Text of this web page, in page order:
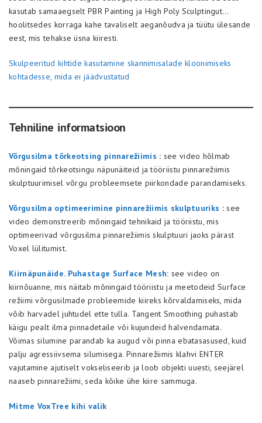
kasutab samaaegselt PBR Painting ja High Poly Sculptingut…
hoolitsedes korraga kahe tavaliselt aeganõudva ja tüütu ülesande
eest, mis tehakse üsna kiiresti.
Skulpeeritud kihtide kasutamine skannimisalade kloonimiseks
kohtadesse, mida ei jäädvustatud
Tehniline informatsioon
Võrgusilma tõrkeotsing pinnarežiimis : see video hõlmab
mõningaid tõrkeotsingu näpunäiteid ja tööriistu pinnarežiimis
skulptuurimisel võrgu probleemsete piirkondade parandamiseks.
Võrgusilma optimeerimine pinnarežiimis skulptuuriks :see
video demonstreerib mõningaid tehnikaid ja tööriistu, mis
optimeerivad võrgusilma pinnarežiimis skulptuuri jaoks pärast
Voxel lülitumist.
Kiirnäpunäide. Puhastage Surface Mesh: see video on
kiirnõuanne, mis näitab mõningaid tööriistu ja meetodeid Surface
režiimi võrgusilmade probleemide kiireks kõrvaldamiseks, mida
võib harvadel juhtudel ette tulla. Tangent Smoothing puhastab
käigu pealt ilma pinnadetaile või kujundeid halvendamata.
Võimas silumine parandab ka augud või pinna ebatasasused, kuid
palju agressiivsema silumisega. Pinnarežiimis klahvi ENTER
vajutamine ajutiselt vokseliseerib ja loob objekti uuesti, seejärel
naaseb pinnarežiimi, seda kõike ühe kiire sammuga.
Mitme VoxTree kihi valik